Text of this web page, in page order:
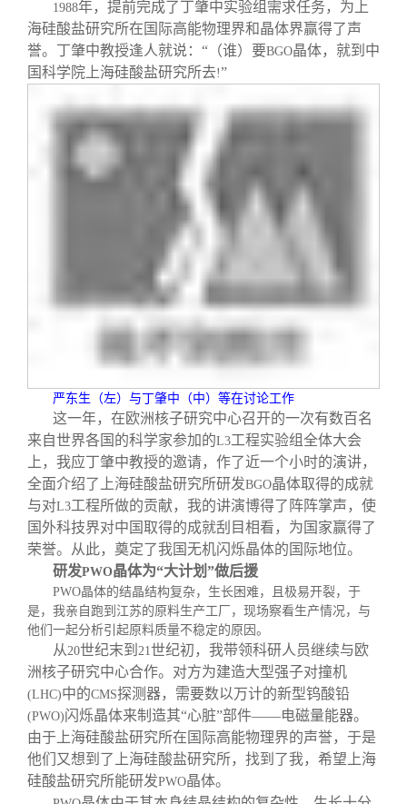
1988年，提前完成了丁肇中实验组需求任务，为上
海硅酸盐研究所在国际高能物理界和晶体界赢得了声
誉。丁肇中教授逢人就说：“（谁）要BGO晶体，就到中
国科学院上海硅酸盐研究所去!”
严东生（左）与丁肇中（中）等在讨论工作
这一年，在欧洲核子研究中心召开的一次有数百名
来自世界各国的科学家参加的L3工程实验组全体大会
上，我应丁肇中教授的邀请，作了近一个小时的演讲，
全面介绍了上海硅酸盐研究所研发BGO晶体取得的成就
与对L3工程所做的贡献，我的讲演博得了阵阵掌声，使
国外科技界对中国取得的成就刮目相看，为国家赢得了
荣誉。从此，奠定了我国无机闪烁晶体的国际地位。
研发PWO晶体为“大计划”做后援
PWO晶体的结晶结构复杂，生长困难，且极易开裂，于
是，我亲自跑到江苏的原料生产工厂，现场察看生产情况，与
他们一起分析引起原料质量不稳定的原因。
从20世纪末到 21世纪初，我带领科研人员继续与欧
洲核子研究中心合作。对方为建造大型强子对撞机
(LHC)中的CMS探测器，需要数以万计的新型钨酸铅
(PWO)闪烁晶体来制造其“心脏”部件——电磁量能器。
由于上海硅酸盐研究所在国际高能物理界的声誉，于是
他们又想到了上海硅酸盐研究所，找到了我，希望上海
硅酸盐研究所能研发PWO晶体。